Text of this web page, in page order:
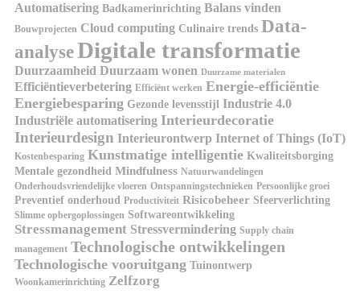
Automatisering Badkamerinrichting Balans vinden
Bouwprojecten Cloud computing Culinaire trends Data-
analyseDigitale transformatie
Duurzaamheid Duurzaam wonen Duurzame materialen
Efficiëntieverbetering Efficiënt werken Energie-efficiëntie
Energiebesparing Gezonde levensstijl Industrie 4.0
Industriële automatisering Interieurdecoratie
Interieurdesign Interieurontwerp Internet of Things (IoT)
Kostenbesparing Kunstmatige intelligentie Kwaliteitsborging
Mentale gezondheid Mindfulness Natuurwandelingen
Onderhoudsvriendelijke vloeren Ontspanningstechnieken Persoonlijke groei
Preventief onderhoud Productiviteit Risicobeheer Sfeerverlichting
Slimme opbergoplossingen Softwareontwikkeling
Stressmanagement Stressvermindering Supply chain
management Technologische ontwikkelingen
Technologische vooruitgang Tuinontwerp
Woonkamerinrichting Zelfzorg